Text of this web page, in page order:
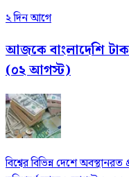
২ দিন আগে
আজকে বাংলাদেশি
(০২ আগস্ট)
বিশ্বের বিভিন্ন দেশে